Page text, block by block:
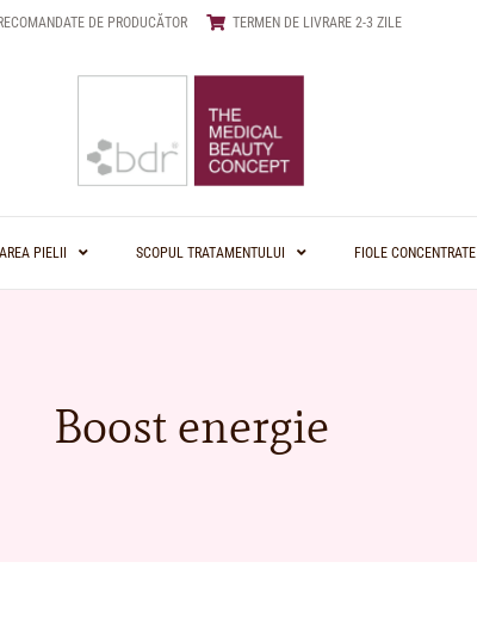
DE PRODUCĂTOR TERMEN DE LIVRARE 2-3 ZILE
PIELII SCOPUL TRATAMENTULUI FIOLE CONCENTRATE
Boost energie